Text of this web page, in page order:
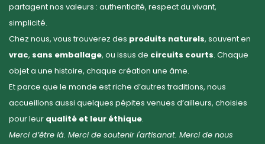
partagent nos valeurs : authenticité, respect du vivant,
simplicité.
Chez nous, vous trouverez des produits naturels, souvent en
vrac, sans emballage, ou issus de circuits courts. Chaque
objet a une histoire, chaque création une âme.
Et parce que le monde est riche d’autres traditions, nous
accueillons aussi quelques pépites venues d’ailleurs, choisies
pour leur qualité et leur éthique.
Merci d’être là. Merci de soutenir l'artisanat. Merci de nous